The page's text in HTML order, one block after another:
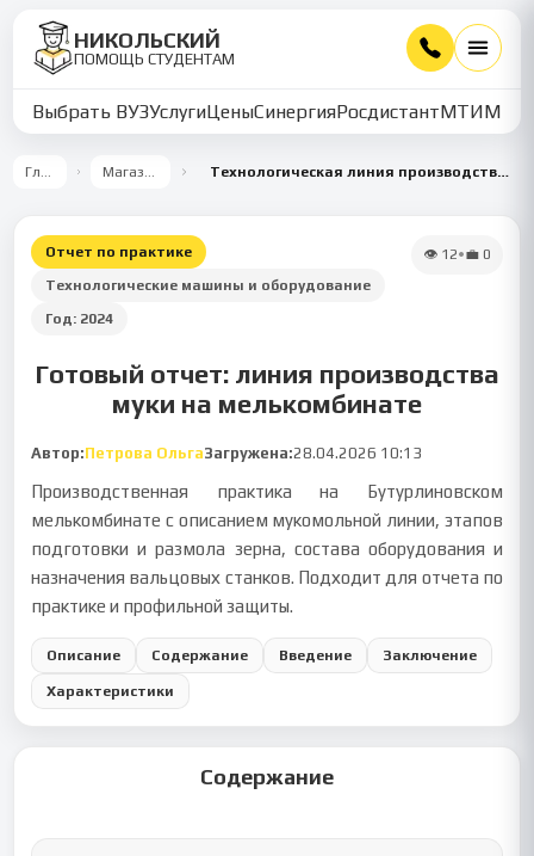
НИКОЛЬСКИЙ
ПОМОЩЬ СТУДЕНТАМ
Выбрать ВУЗУслугиЦеныСинергияРосдистантМТИММУ
Главная Магазин работ Технологическая линия производства муки на мелькомбинате
Отчет по практике
Технологические машины и оборудование
Год: 2024
👁 12•💼 0
Готовый отчет: линия производства
муки на мелькомбинате
Автор:Петрова ОльгаЗагружена:28.04.2026 10:13
Производственная практика на Бутурлиновском
мелькомбинате с описанием мукомольной линии, этапов
подготовки и размола зерна, состава оборудования и
назначения вальцовых станков. Подходит для отчета по
практике и профильной защиты.
Описание Содержание Введение Заключение
Характеристики
Содержание